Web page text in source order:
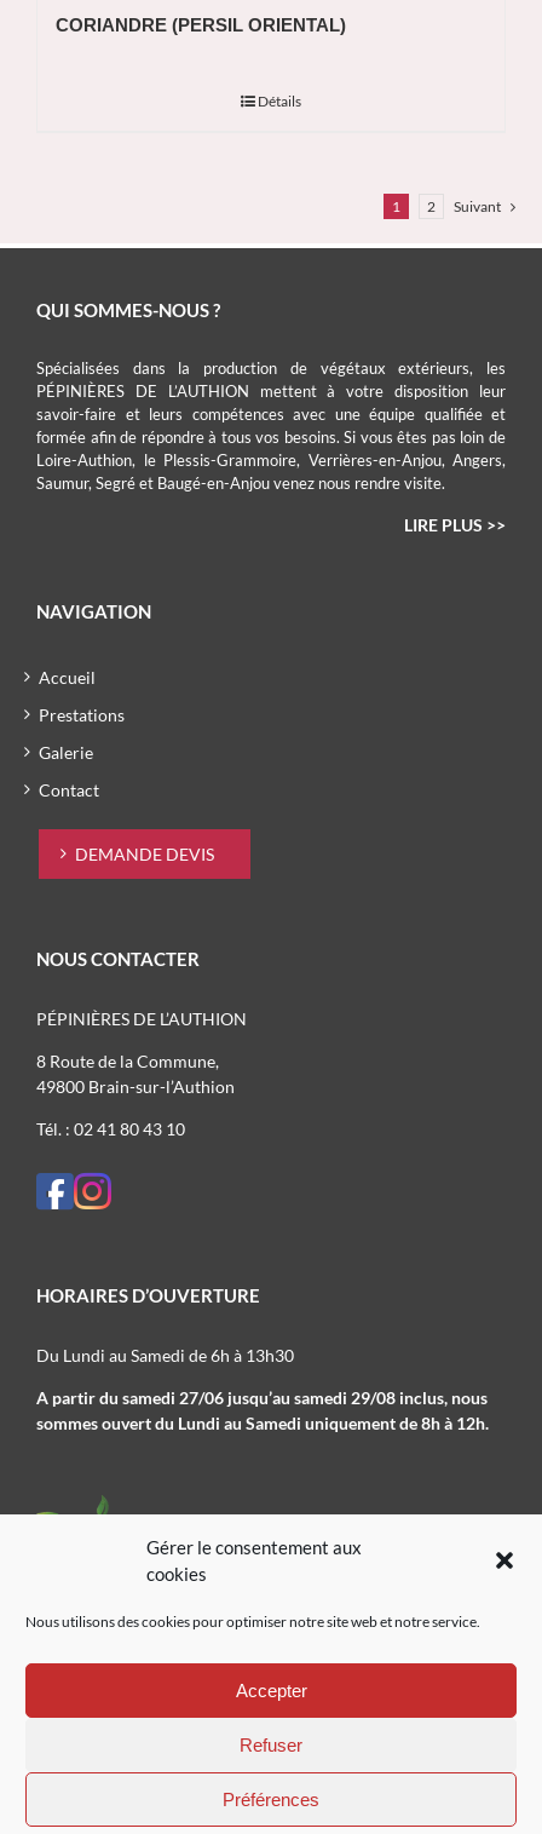
Gérer le consentement aux
cookies
Nous utilisons des cookies pour optimiser notre site web et notre service.
Accepter
Refuser
Préférences
CORIANDRE (PERSIL ORIENTAL)
Détails
1 2 Suivant
QUI SOMMES-NOUS ?
Spécialisées dans la production de végétaux extérieurs, les
PÉPINIÈRES DE L’AUTHION mettent à votre disposition leur
savoir-faire et leurs compétences avec une équipe qualifiée et
formée afin de répondre à tous vos besoins. Si vous êtes pas loin de
Loire-Authion, le Plessis-Grammoire, Verrières-en-Anjou, Angers,
Saumur, Segré et Baugé-en-Anjou venez nous rendre visite.
LIRE PLUS >>
NAVIGATION
Accueil
Prestations
Galerie
Contact
DEMANDE DEVIS
NOUS CONTACTER
PÉPINIÈRES DE L’AUTHION
8 Route de la Commune,
49800 Brain-sur-l’Authion
Tél. : 02 41 80 43 10
HORAIRES D’OUVERTURE
Du Lundi au Samedi de 6h à 13h30
A partir du samedi 27/06 jusqu’au samedi 29/08 inclus, nous
sommes ouvert du Lundi au Samedi uniquement de 8h à 12h.
02 41 78 09 01
Pépinières de l’authion |Mentions légales